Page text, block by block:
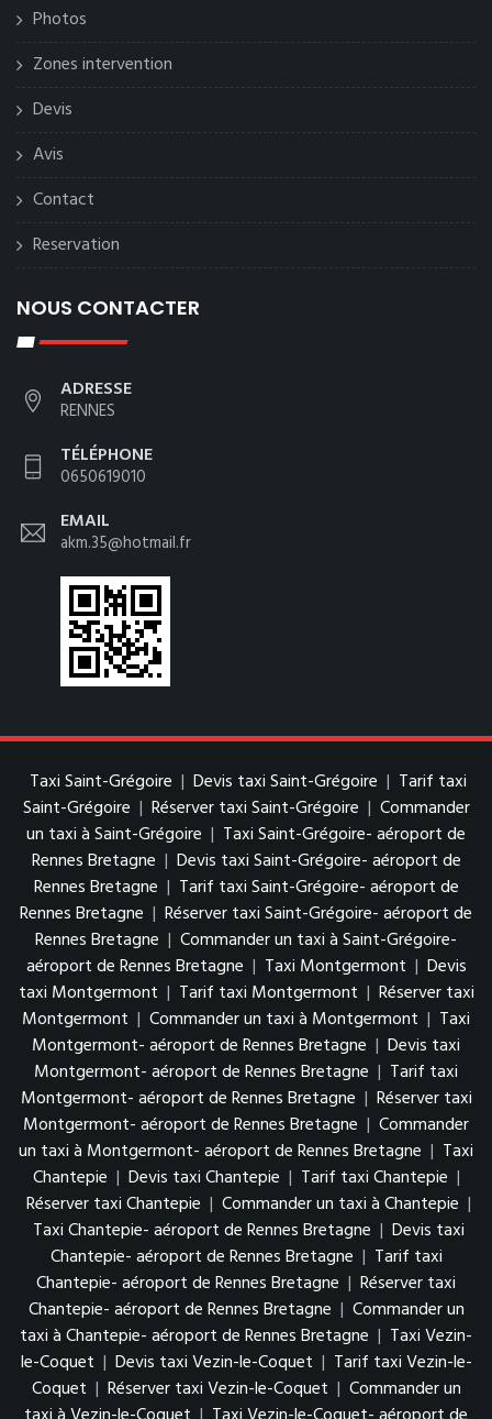
Photos
Zones intervention
Devis
Avis
Contact
Reservation
NOUS CONTACTER
ADRESSE
RENNES
TÉLÉPHONE
0650619010
EMAIL
akm.35@hotmail.fr
Taxi Saint-Grégoire | Devis taxi Saint-Grégoire | Tarif taxi
Saint-Grégoire | Réserver taxi Saint-Grégoire | Commander
un taxi à Saint-Grégoire | Taxi Saint-Grégoire- aéroport de
Rennes Bretagne | Devis taxi Saint-Grégoire- aéroport de
Rennes Bretagne | Tarif taxi Saint-Grégoire- aéroport de
Rennes Bretagne | Réserver taxi Saint-Grégoire- aéroport de
Rennes Bretagne | Commander un taxi à Saint-Grégoire-
aéroport de Rennes Bretagne | Taxi Montgermont | Devis
taxi Montgermont | Tarif taxi Montgermont | Réserver taxi
Montgermont | Commander un taxi à Montgermont | Taxi
Montgermont- aéroport de Rennes Bretagne | Devis taxi
Montgermont- aéroport de Rennes Bretagne | Tarif taxi
Montgermont- aéroport de Rennes Bretagne | Réserver taxi
Montgermont- aéroport de Rennes Bretagne | Commander
un taxi à Montgermont- aéroport de Rennes Bretagne | Taxi
Chantepie | Devis taxi Chantepie | Tarif taxi Chantepie |
Réserver taxi Chantepie | Commander un taxi à Chantepie |
Taxi Chantepie- aéroport de Rennes Bretagne | Devis taxi
Chantepie- aéroport de Rennes Bretagne | Tarif taxi
Chantepie- aéroport de Rennes Bretagne | Réserver taxi
Chantepie- aéroport de Rennes Bretagne | Commander un
taxi à Chantepie- aéroport de Rennes Bretagne | Taxi Vezin-
le-Coquet | Devis taxi Vezin-le-Coquet | Tarif taxi Vezin-le-
Coquet | Réserver taxi Vezin-le-Coquet | Commander un